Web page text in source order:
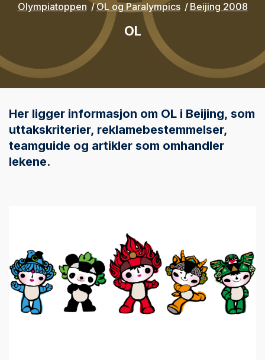
Olympiatoppen OL og Paralympics Beijing 2008
OL
Her ligger informasjon om OL i Beijing, som
uttakskriterier, reklamebestemmelser,
teamguide og artikler som omhandler
lekene.